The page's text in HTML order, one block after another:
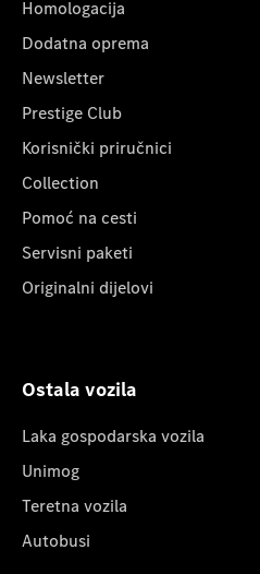
Homologacija
Dodatna oprema
Newsletter
Prestige Club
Korisnički priručnici
Collection
Pomoć na cesti
Servisni paketi
Originalni dijelovi
Ostala vozila
Laka gospodarska vozila
Unimog
Teretna vozila
Autobusi